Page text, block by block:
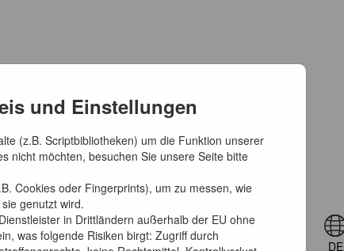
und Einstellungen
(z.B. Scriptbibliotheken) um die Funktion unserer
nicht möchten, besuchen Sie unsere Seite bitte
Cookies oder Fingerprints), um zu messen, wie
genutzt wird.
in Drittländern außerhalb der EU ohne
was folgende Risiken birgt: Zugriff durch
DE